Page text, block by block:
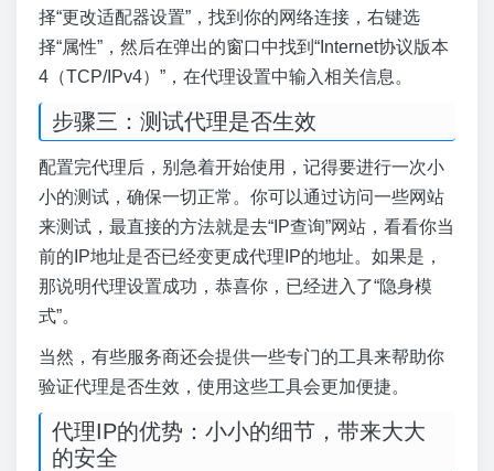
择“更改适配器设置”，找到你的网络连接，右键选
择“属性”，然后在弹出的窗口中找到“Internet协议版本
4（TCP/IPv4）”，在代理设置中输入相关信息。
步骤三：测试代理是否生效
配置完代理后，别急着开始使用，记得要进行一次小
小的测试，确保一切正常。你可以通过访问一些网站
来测试，最直接的方法就是去“IP查询”网站，看看你当
前的IP地址是否已经变更成代理IP的地址。如果是，
那说明代理设置成功，恭喜你，已经进入了“隐身模
式”。
当然，有些服务商还会提供一些专门的工具来帮助你
验证代理是否生效，使用这些工具会更加便捷。
代理IP的优势：小小的细节，带来大大
的安全